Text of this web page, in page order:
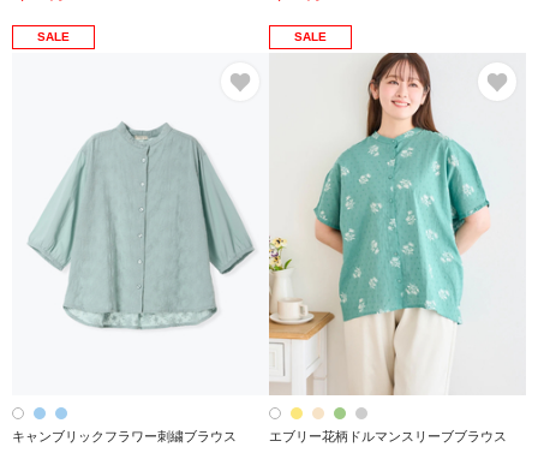
SALE
キャンブリックフラワー刺繍ブラウス
SALE
エブリー花柄ドルマンスリーブブラウス